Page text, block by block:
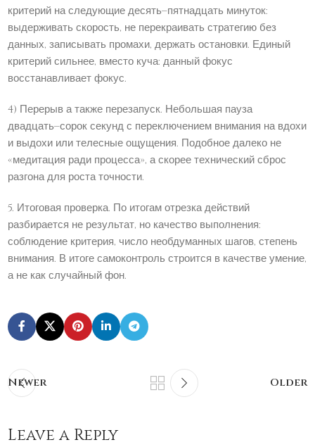
критерий на следующие десять–пятнадцать минуток:
выдерживать скорость, не перекраивать стратегию без
данных, записывать промахи, держать остановки. Единый
критерий сильнее, вместо куча: данный фокус
восстанавливает фокус.
4) Перерыв а также перезапуск. Небольшая пауза
двадцать–сорок секунд с переключением внимания на вдохи
и выдохи или телесные ощущения. Подобное далеко не
«медитация ради процесса», а скорее технический сброс
разгона для роста точности.
5. Итоговая проверка. По итогам отрезка действий
разбирается не результат, но качество выполнения:
соблюдение критерия, число необдуманных шагов, степень
внимания. В итоге самоконтроль строится в качестве умение,
а не как случайный фон.
Newer Older
Leave a Reply